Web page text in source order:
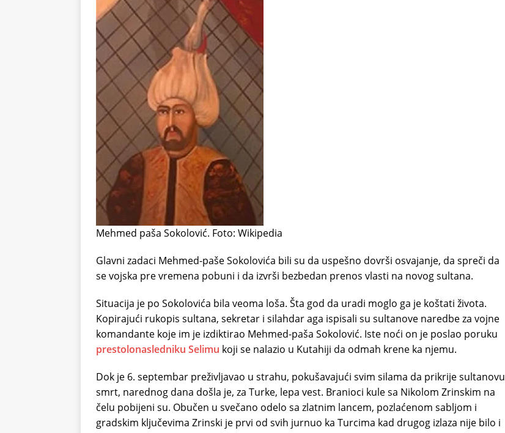
Mehmed paša Sokolović. Foto: Wikipedia
Glavni zadaci Mehmed-paše Sokolovića bili su da uspešno dovrši osvajanje, da spreči da
se vojska pre vremena pobuni i da izvrši bezbedan prenos vlasti na novog sultana.
Situacija je po Sokolovića bila veoma loša. Šta god da uradi moglo ga je koštati života.
Kopirajući rukopis sultana, sekretar i silahdar aga ispisali su sultanove naredbe za vojne
komandante koje im je izdiktirao Mehmed-paša Sokolović. Iste noći on je poslao poruku
prestolonasledniku Selimu koji se nalazio u Kutahiji da odmah krene ka njemu.
Dok je 6. septembar preživljavao u strahu, pokušavajući svim silama da prikrije sultanovu
smrt, narednog dana došla je, za Turke, lepa vest. Branioci kule sa Nikolom Zrinskim na
čelu pobijeni su. Obučen u svečano odelo sa zlatnim lancem, pozlaćenom sabljom i
gradskim ključevima Zrinski je prvi od svih jurnuo ka Turcima kad drugog izlaza nije bilo i